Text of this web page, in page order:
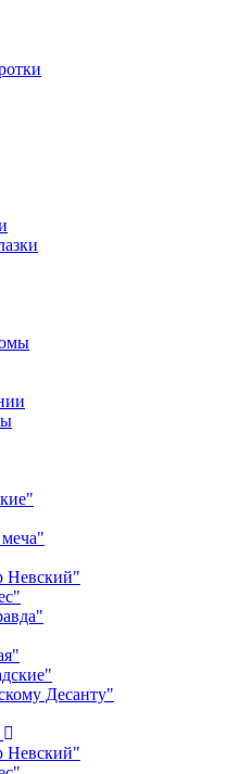
Невский"
Десанту"
Невский"